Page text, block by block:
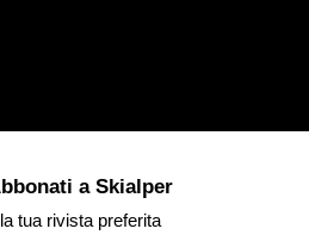
a Skialper
la tua rivista preferita